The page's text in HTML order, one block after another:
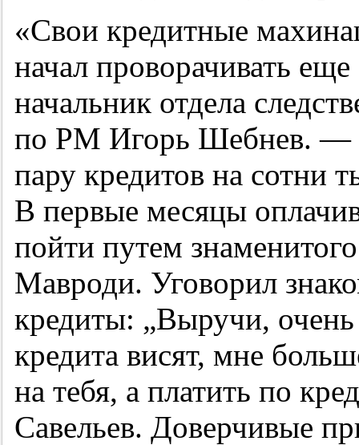
«Свои кредитные
начал проворачивать
начальник отдела
по РМ Игорь Шебнев. —
пару кредитов на сотни
В первые месяцы
пойти путем
Мавроди. Уговорил
кредиты: „Выручи,
кредита висят, мне
на тебя, а платить по
Савельев. Доверчивые